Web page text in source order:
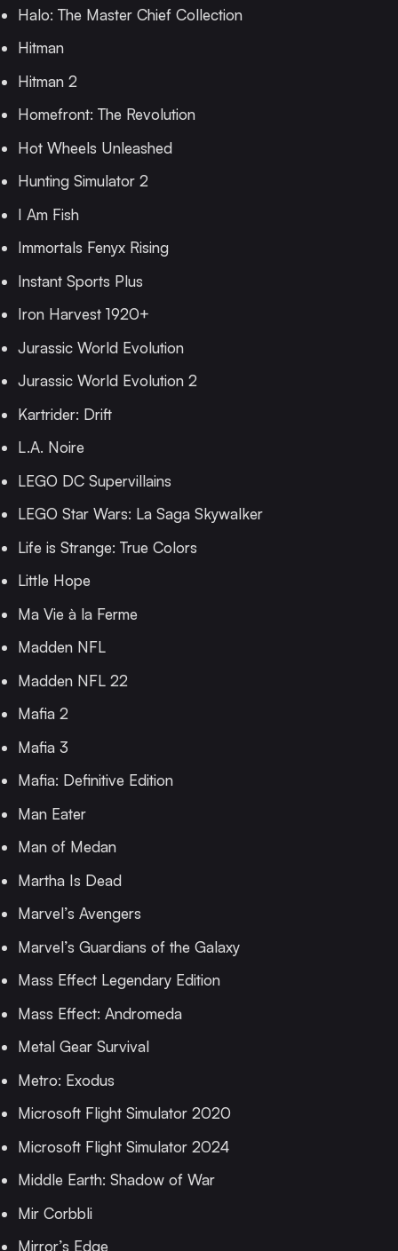
Halo: The Master Chief Collection
Hitman
Hitman 2
Homefront: The Revolution
Hot Wheels Unleashed
Hunting Simulator 2
I Am Fish
Immortals Fenyx Rising
Instant Sports Plus
Iron Harvest 1920+
Jurassic World Evolution
Jurassic World Evolution 2
Kartrider: Drift
L.A. Noire
LEGO DC Supervillains
LEGO Star Wars: La Saga Skywalker
Life is Strange: True Colors
Little Hope
Ma Vie à la Ferme
Madden NFL
Madden NFL 22
Mafia 2
Mafia 3
Mafia: Definitive Edition
Man Eater
Man of Medan
Martha Is Dead
Marvel’s Avengers
Marvel’s Guardians of the Galaxy
Mass Effect Legendary Edition
Mass Effect: Andromeda
Metal Gear Survival
Metro: Exodus
Microsoft Flight Simulator 2020
Microsoft Flight Simulator 2024
Middle Earth: Shadow of War
Mir Corbbli
Mirror’s Edge